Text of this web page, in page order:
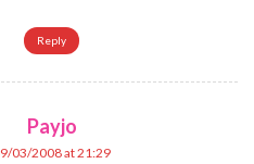
Reply
Payjo
03/2008 at 21:29